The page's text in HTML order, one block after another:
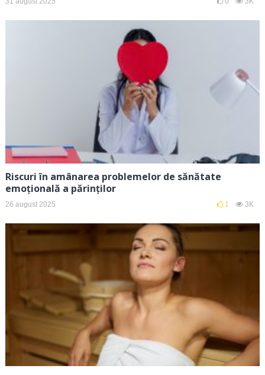
Riscuri în amânarea problemelor de sănătate
emoțională a părinților
26 august 2025 1 3K